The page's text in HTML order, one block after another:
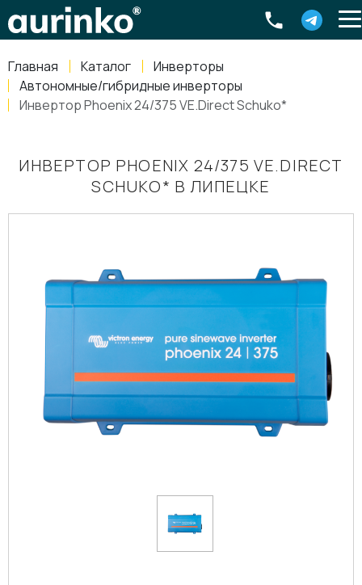
Главная Каталог
Инверторы
Автономные/гибридные инверторы
Инвертор Phoenix 24/375 VE.Direct Schuko*
ИНВЕРТОР PHOENIX 24/375 VE.DIRECT
SCHUKO* В ЛИПЕЦКЕ
Россия, Свердловская область Екатеринбург ,
8-800-770-79-40